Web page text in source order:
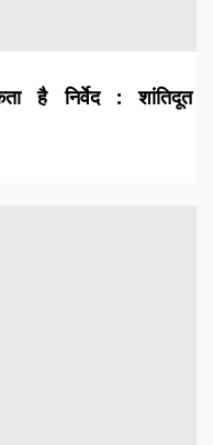
है निर्वेद : शांतिदूत